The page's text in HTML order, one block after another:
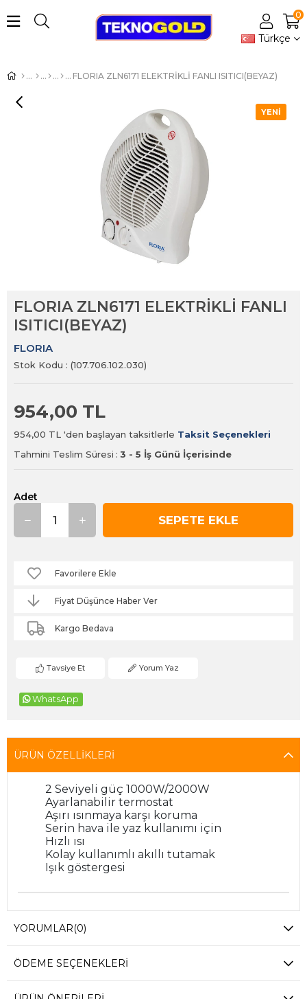
Türkçe
0
FLORIA ZLN6171 ELEKTRİKLİ FANLI ISITICI(BEYAZ)
YENI
FLORIA ZLN6171 ELEKTRİKLİ FANLI
ISITICI(BEYAZ)
FLORIA
Stok Kodu (107.706.102.030)
954,00 TL
954,00 TL 'den başlayan taksitlerle Taksit Seçenekleri
Tahmini Teslim Süresi : 3 - 5 İş Günü İçerisinde
Adet
Favorilere Ekle
Fiyat Düşünce Haber Ver
Kargo Bedava
Tavsiye Et Yorum Yaz
WhatsApp
ÜRÜN ÖZELLIKLERI
2 Seviyeli güç 1000W/2000W
Ayarlanabilir termostat
Aşırı ısınmaya karşı koruma
Serin hava ile yaz kullanımı için
Hızlı ısı
Kolay kullanımlı akıllı tutamak
Işık göstergesi
YORUMLAR(0)
ÖDEME SEÇENEKLERI